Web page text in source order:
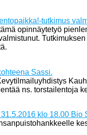
tutkimus
opinnäytetyö
Sassi.
ns. torstailentoja
klo 18.00 Bio